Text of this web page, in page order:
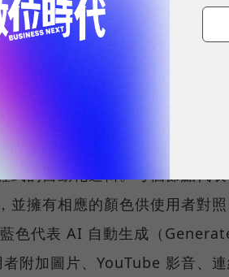
輯區：
式的自動化邏輯。每個節點代
並擁有相應的顏色供使用者對
色代表 AI 自動生成（
附加圖片、YouTube 影音、